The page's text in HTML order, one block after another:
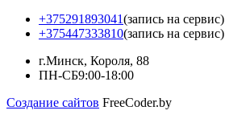
+375291893041(запись на сервис)
+375447333810(запись на сервис)
г.Минск, Короля, 88
ПН-СБ9:00-18:00
Создание сайтов FreeCoder.by